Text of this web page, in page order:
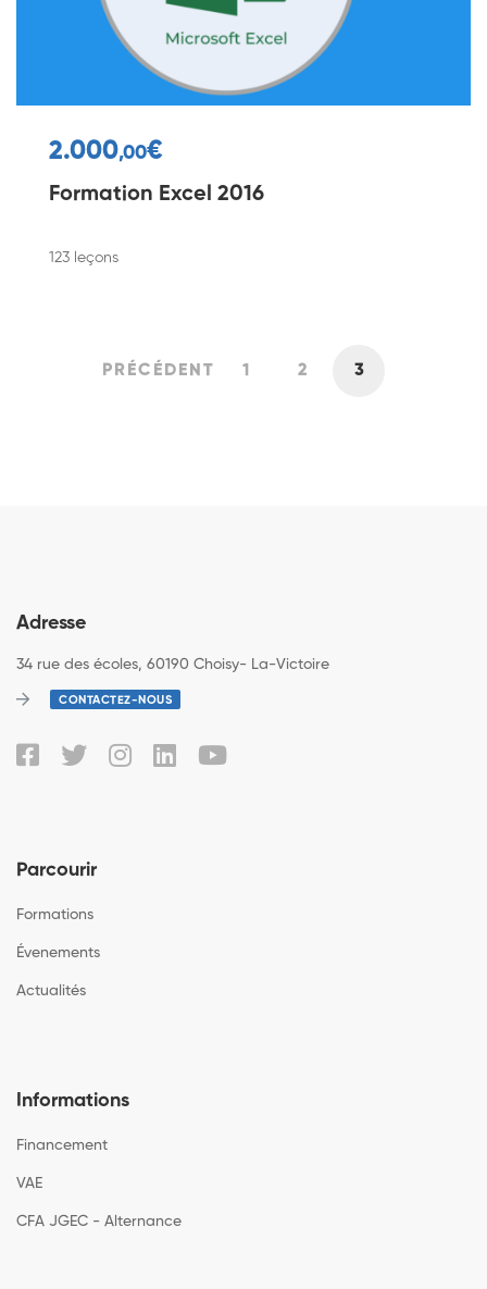
2.000,00€
Formation Excel 2016
123 leçons
PRÉCÉDENT 1 2 3
Adresse
34 rue des écoles, 60190 Choisy- La-Victoire
CONTACTEZ-NOUS
Parcourir
Formations
Évenements
Actualités
Informations
Financement
VAE
CFA JGEC - Alternance